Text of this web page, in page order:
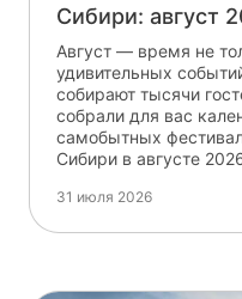
Сибири: август
Август — время не
удивительных
собирают тысячи
собрали для вас
самобытных
Сибири в августе
31 июля 2026